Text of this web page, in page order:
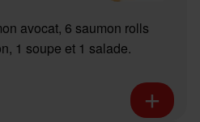
avocat, 6 saumon rolls
1 soupe et 1 salade.